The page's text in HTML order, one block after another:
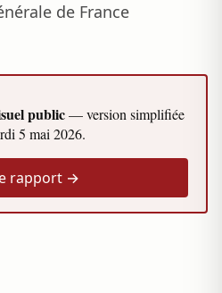
de France
public— version simplifiée
5 mai 2026.
rapport →